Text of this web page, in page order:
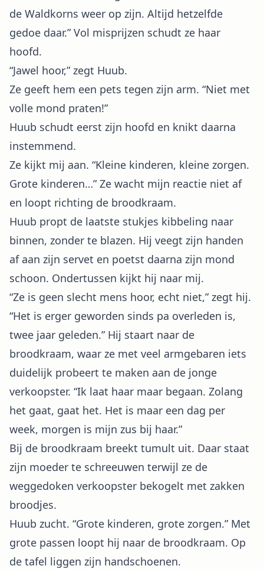
de Waldkorns weer op zijn. Altijd hetzelfde
gedoe daar.” Vol misprijzen schudt ze haar
hoofd.
“Jawel hoor,” zegt Huub.
Ze geeft hem een pets tegen zijn arm. “Niet met
volle mond praten!”
Huub schudt eerst zijn hoofd en knikt daarna
instemmend.
Ze kijkt mij aan. “Kleine kinderen, kleine zorgen.
Grote kinderen…” Ze wacht mijn reactie niet af
en loopt richting de broodkraam.
Huub propt de laatste stukjes kibbeling naar
binnen, zonder te blazen. Hij veegt zijn handen
af aan zijn servet en poetst daarna zijn mond
schoon. Ondertussen kijkt hij naar mij.
“Ze is geen slecht mens hoor, echt niet,” zegt hij.
“Het is erger geworden sinds pa overleden is,
twee jaar geleden.” Hij staart naar de
broodkraam, waar ze met veel armgebaren iets
duidelijk probeert te maken aan de jonge
verkoopster. “Ik laat haar maar begaan. Zolang
het gaat, gaat het. Het is maar een dag per
week, morgen is mijn zus bij haar.”
Bij de broodkraam breekt tumult uit. Daar staat
zijn moeder te schreeuwen terwijl ze de
weggedoken verkoopster bekogelt met zakken
broodjes.
Huub zucht. “Grote kinderen, grote zorgen.” Met
grote passen loopt hij naar de broodkraam. Op
de tafel liggen zijn handschoenen.